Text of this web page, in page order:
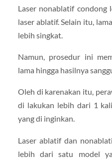
Laser nonablatif condong
laser ablatif. Selain itu,
lebih singkat.
Namun, prosedur ini
lama hingga hasilnya
Oleh di karenakan itu,
di lakukan lebih dari 1
yang di inginkan.
Laser ablatif dan
lebih dari satu model